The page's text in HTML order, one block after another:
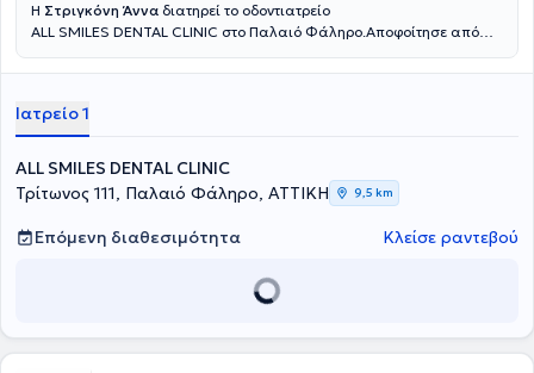
Η Στριγκόνη Άννα διατηρεί το οδοντιατρείο
ALL SMILES DENTAL CLINIC στο Παλαιό Φάληρο.Αποφοίτησε από
Πανεπστημίου Αθηνών το 2018. Το 2019 εισήχθει στο Μεταπτυχιακό
Εμφυτευματολογία του Πανεπιστημίου Αθηνών. Από το 2018 ως και
σήμερα διατελεί επιστημονική συνεργάτης στο γνωστικό
αντικείμενο της Προσθετικής στην Οδοντιατρική Σχολή του ΕΚΠΑ.
Έχει συμμετάσχει σε πολυάριθμα τοπικά και διεθνή συνέδρια με
ομιλίες και ελεύθερες ανακοινώσεις, ενώ έχει δημοσιεύσει
ιατρείο προσφέρονται υπηρεσίες που καλύπτουν όλο το φάσμα της
απαιτούν συνολική στοματική αποκατάσταση, προσθετική σε
εμφυτεύματα, περιστατικά με υψηλές αισθητικές απαιτήσεις (όψεις
βρυγμό, και με πόνο στην άρθρωση/μύες προσώπου
Ιατρείο 1
ALL SMILES DENTAL CLINIC
Τρίτωνος 111, Παλαιό Φάληρο, ΑΤΤΙΚΗ
9,5 km
Επόμενη διαθεσιμότητα Κλείσε ραντεβού